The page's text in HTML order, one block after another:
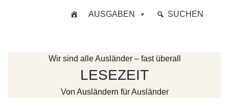
AUSGABEN SUCHEN
Wir sind alle Ausländer – fast überall
LESEZEIT
Von Ausländern für Ausländer